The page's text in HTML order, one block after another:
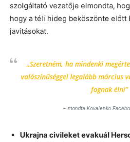
szolgáltató vezetője elmondta,
hogy a téli hideg beköszönte előtt
javításokat.
„Szeretném, ha mindenki
valószínűséggel legalább március
fognak élni”
– mondta Kovalenko
Ukrajna civileket evakuál